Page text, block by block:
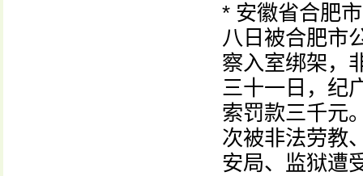
* 安徽省合肥
八日被合肥市
察入室绑架，
三十一日，纪
索罚款三千元
次被非法劳教
安局、监狱遭